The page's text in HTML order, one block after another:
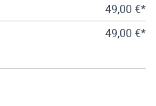
49,00 €*
49,00 €*